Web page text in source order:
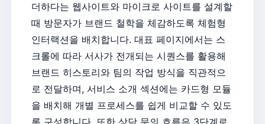
더하다는 웹사이트와 마이크로 사이트를 설계할
때 방문자가 브랜드 철학을 체감하도록 체험형
인터랙션을 배치합니다. 대표 페이지에서는 스
크롤에 따라 서사가 전개되는 시퀀스를 활용해
브랜드 히스토리와 팀의 작업 방식을 직관적으
로 전달하며, 서비스 소개 섹션에는 카드형 모듈
을 배치해 개별 프로세스를 쉽게 비교할 수 있도